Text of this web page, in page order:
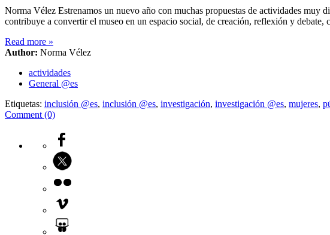
Norma Vélez Estrenamos un nuevo año con muchas propuestas de actividades muy
contribuye a convertir el museo en un espacio social, de creación, reflexión y
Read more »
Author: Norma Vélez
actividades
General @es
Etiquetas: inclusión @es, inclusión @es, investigación, investigación @es, mujeres,
Comment (0)